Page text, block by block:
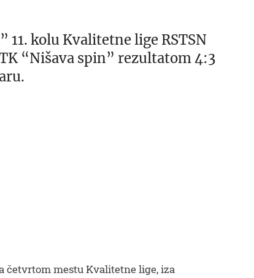
11. kolu Kvalitetne lige RSTSN
“Nišava spin” rezultatom 4:3
četvrtom mestu Kvalitetne lige, iza